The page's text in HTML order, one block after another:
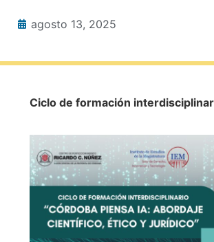
agosto 13, 2025
Ciclo de formación